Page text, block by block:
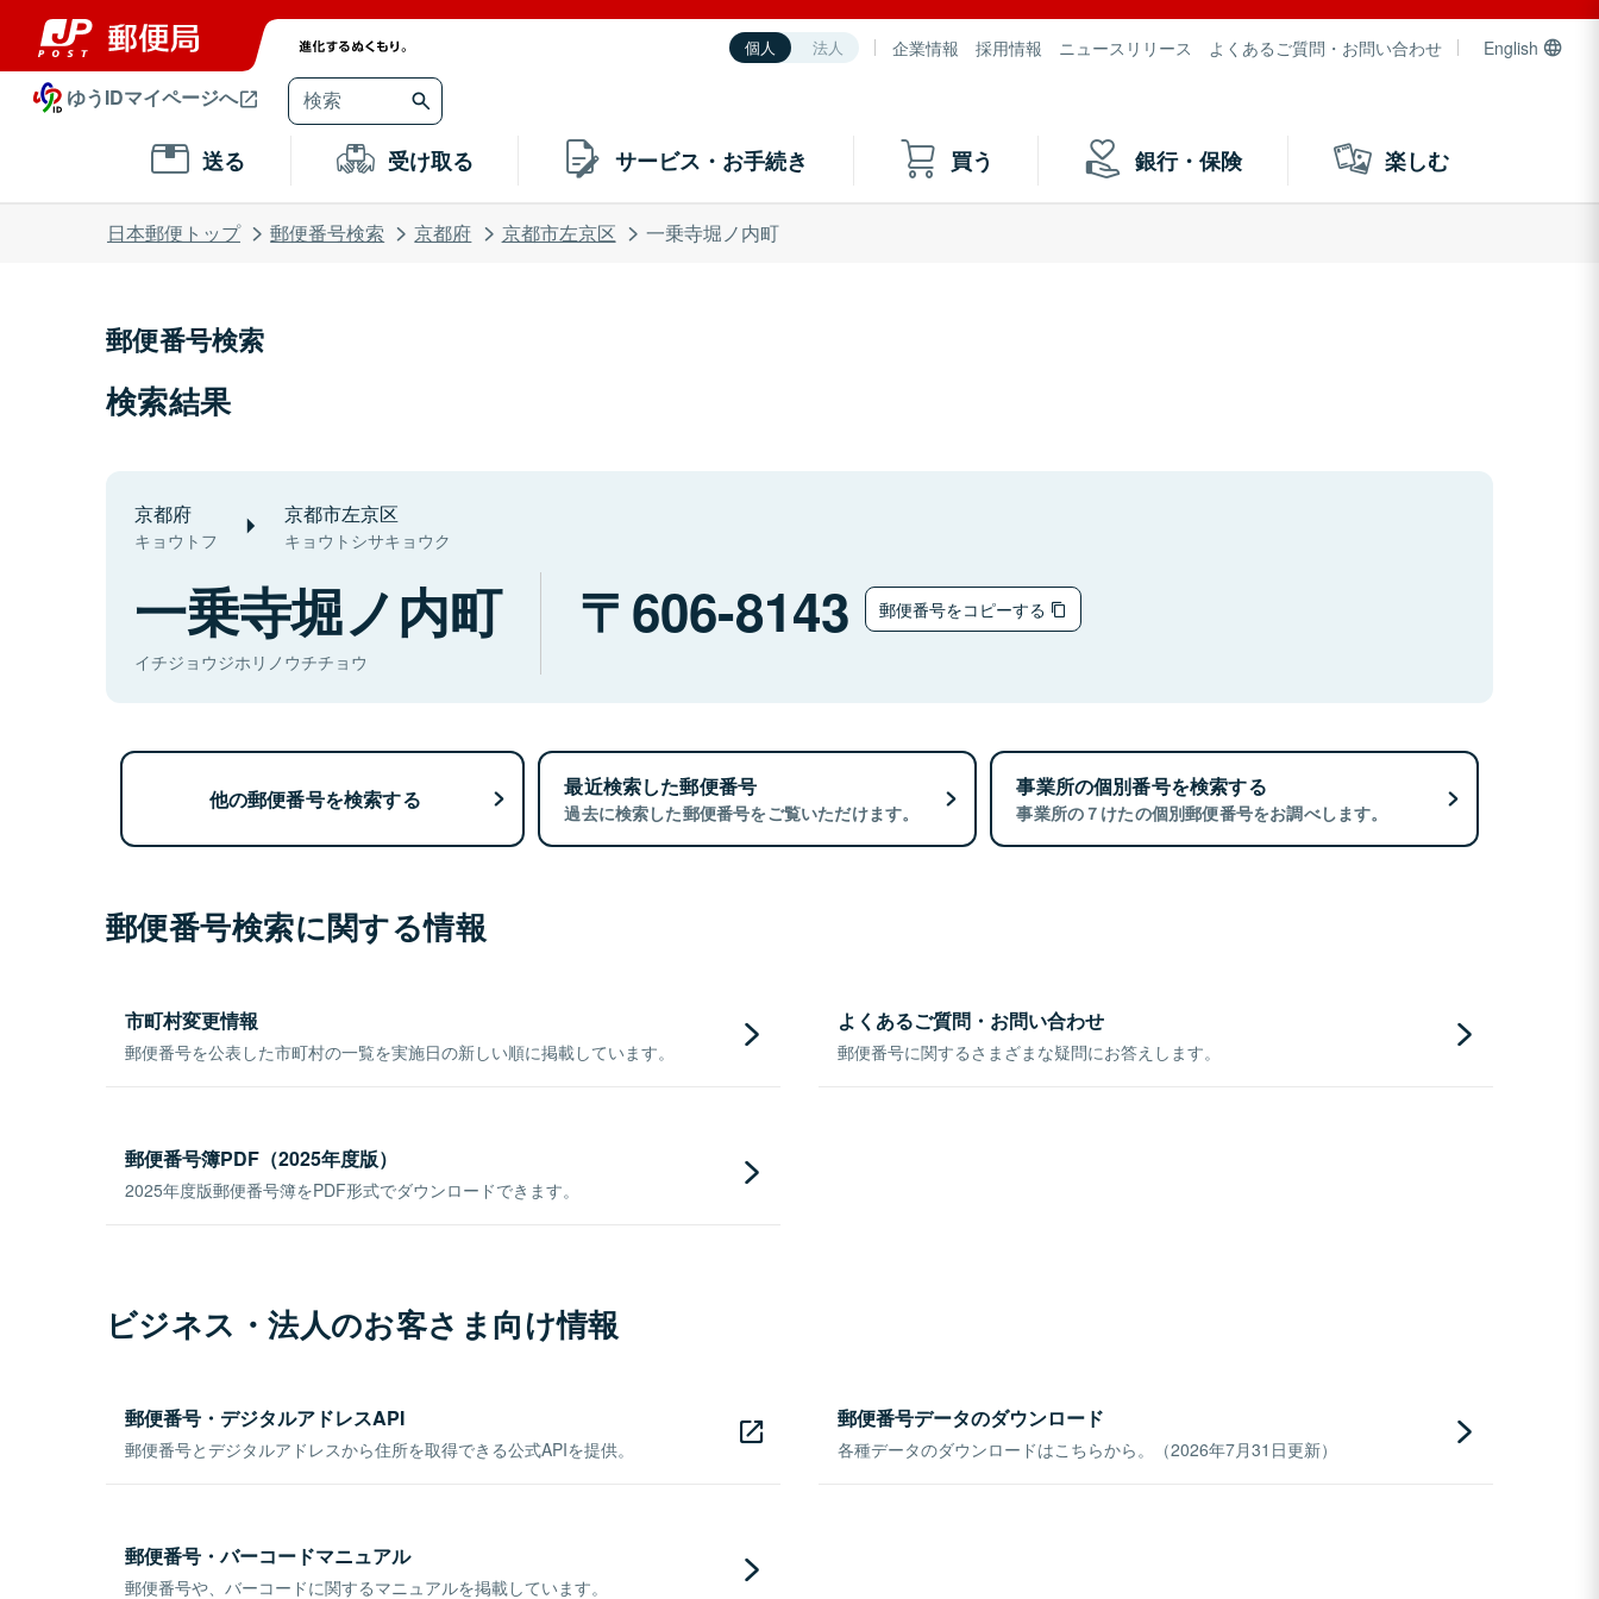
個人 法人 企業情報 採用情報 ニュースリリース よくあるご質問・お問い合わせ English
ゆうIDマイページへ
送る 受け取る サービス・お手続き 買う 銀行・保険 楽しむ
日本郵便トップ 郵便番号検索 京都府 京都市左京区 一乗寺堀ノ内町
郵便番号検索
検索結果
京都府
キョウトフ
京都市左京区
キョウトシサキョウク
一乗寺堀ノ内町
イチジョウジホリノウチチョウ
606-8143 郵便番号をコピーする
他の郵便番号を検索する 最近検索した郵便番号
過去に検索した郵便番号をご覧いただけます。
事業所の個別番号を検索する
事業所の７けたの個別郵便番号をお調べします。
郵便番号検索に関する情報
市町村変更情報
郵便番号を公表した市町村の一覧を実施日の新しい順に掲載しています。
よくあるご質問・お問い合わせ
郵便番号に関するさまざまな疑問にお答えします。
郵便番号簿PDF（2025年度版）
2025年度版郵便番号簿をPDF形式でダウンロードできます。
ビジネス・法人のお客さま向け情報
郵便番号・デジタルアドレスAPI
郵便番号とデジタルアドレスから住所を取得できる公式APIを提供。
郵便番号データのダウンロード
各種データのダウンロードはこちらから。（2026年7月31日更新）
郵便番号・バーコードマニュアル
郵便番号や、バーコードに関するマニュアルを掲載しています。